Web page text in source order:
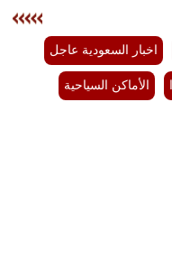
اخبار السعودية عاجل
الأماكن السياحية